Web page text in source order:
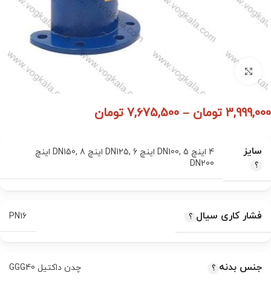
برای بزرگنمایی کلیک کنید
3,999,000 تومان –
7,675,500 تومان
سایز 4 اینچ DN100 , 5 اینچ DN125 , 6 اینچ DN150 ,
8 اینچ
DN200
فشار کاری سیال PN16
جنس بدنه چدن داکتیل GGG40